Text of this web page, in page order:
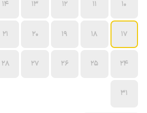
10
11
12
13
14
17
18
19
20
21
24
25
26
27
28
31